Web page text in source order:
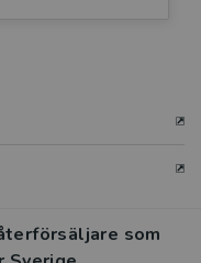
som